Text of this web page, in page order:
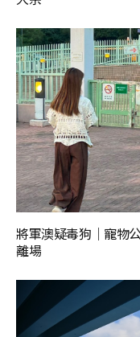
將軍澳疑毒狗｜寵物
離場